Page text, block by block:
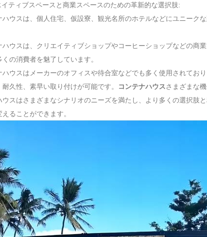
ティブスペースと商業スペースのための革新的な選択肢:
ハウスは、個人住宅、仮設寮、観光名所のホテルなどにユニーク
ハウスは、クリエイティブショップやコーヒーショップなどの商
の消費者を魅了しています。
ハウスはメーカーのオフィスや待合室などでも多く使用されてお
久性、素早い取り付けが可能です。
コンテナハウスさまざまな
ウスはさまざまなシナリオのニーズを満たし、より多くの選択肢
ることができます。